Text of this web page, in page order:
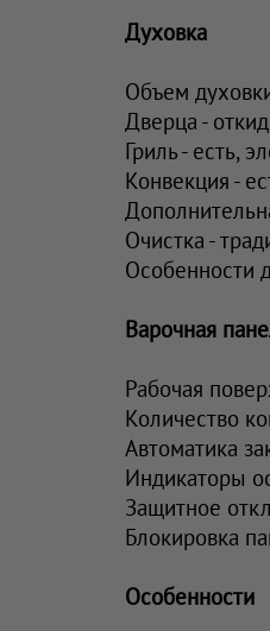
Духовка
Объем
Дверца -
Гриль - есть,
Конвекция -
Очистка -
Особенности
Варочная
Рабочая
Количество
Автоматика
Индикаторы
Защитное
Блокировка
Особенности